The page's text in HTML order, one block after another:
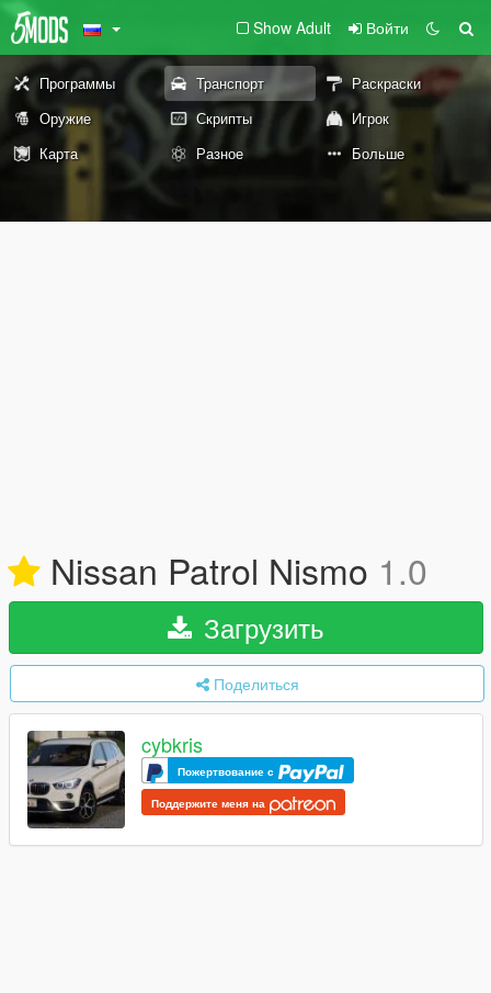
Show Adult Войти
Программы Транспорт
Раскраски
Оружие
Скрипты
Игрок
Карта
Разное Больше
Nissan Patrol Nismo 1.0
Загрузить
Поделиться
cybkris
Пожертвование с
Поддержите меня на